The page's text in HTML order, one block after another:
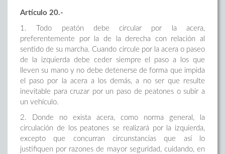
Artículo 20.-
1. Todo peatón debe circular por la acera,
preferentemente por la de la derecha con relación al
sentido de su marcha. Cuando circule por la acera o paseo
de la izquierda debe ceder siempre el paso a los que
lleven su mano y no debe detenerse de forma que impida
el paso por la acera a los demás, a no ser que resulte
inevitable para cruzar por un paso de peatones o subir a
un vehículo.
2. Donde no exista acera, como norma general, la
circulación de los peatones se realizará por la izquierda,
excepto que concurran circunstancias que así lo
justifiquen por razones de mayor seguridad, cuidando, en